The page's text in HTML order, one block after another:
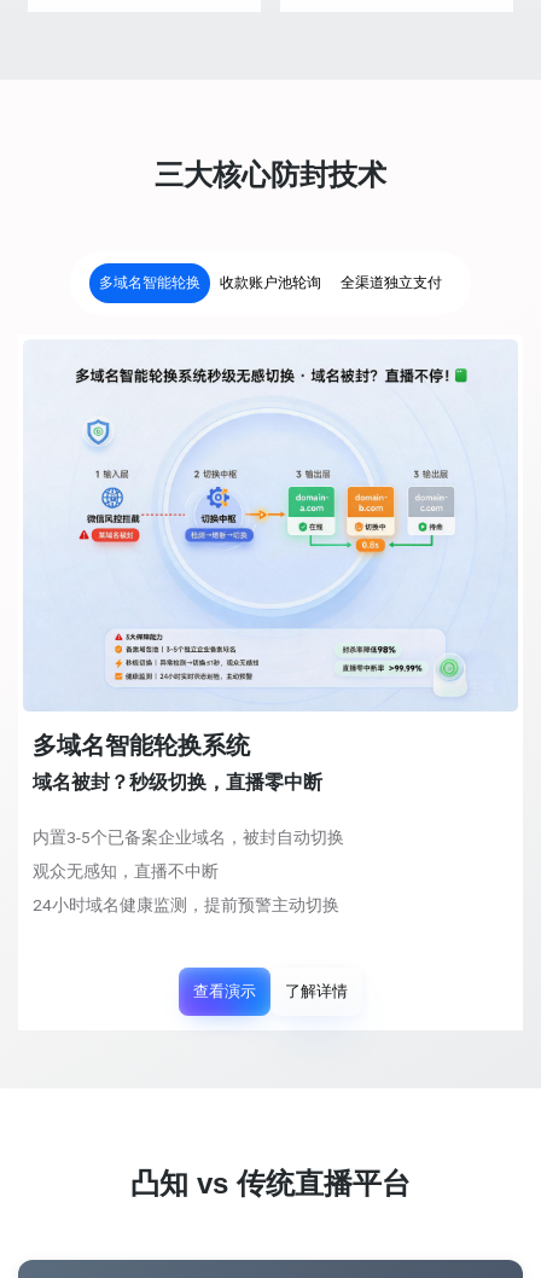
三大核心防封技术
多域名智能轮换 收款账户池轮询 全渠道独立支付
多域名智能轮换系统
域名被封？秒级切换，直播零中断
内置3-5个已备案企业域名，被封自动切换
观众无感知，直播不中断
24小时域名健康监测，提前预警主动切换
查看演示 了解详情
凸知 vs 传统直播平台